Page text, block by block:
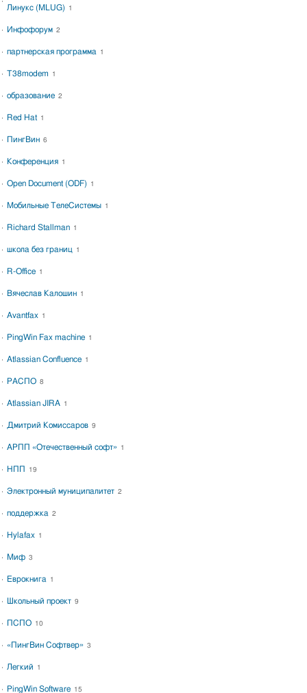
Линукс (MLUG)
1
Инфофорум 2
партнерская программа 1
T38modem 1
образование 2
Red Hat 1
ПингВин 6
Конференция 1
Open Document (ODF) 1
Мобильные ТелеСистемы 1
Richard Stallman 1
школа без границ 1
R-Office 1
Вячеслав Калошин 1
Avantfax 1
PingWin Fax machine 1
Atlassian Confluence 1
РАСПО 8
Atlassian JIRA 1
Дмитрий Комиссаров 9
АРПП «Отечественный софт» 1
НПП 19
Электронный муниципалитет 2
поддержка 2
Hylafax 1
Миф 3
Еврокнига 1
Школьный проект 9
ПСПО 10
«ПингВин Софтвер» 3
Легкий 1
PingWin Software 15